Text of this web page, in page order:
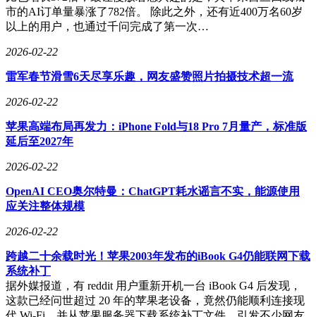
市的AI订单量暴涨了782倍。 除此之外，还有近400万名60岁
以上的用户，也通过千问完成了第一次…
2026-02-22
雷军春节滑雪6天尽享乐趣，网友盛赞照片拍摄技术超一流
2026-02-22
苹果高端布局再发力：iPhone Fold与18 Pro 7月量产，标准版
延后至2027年
2026-02-22
OpenAI CEO奥尔特曼：ChatGPT耗水谣言不实，能源使用
应关注整体规模
2026-02-22
跨越二十余载时光！苹果2003年发布的iBook G4仍能联网下载
系统补丁
据外媒报道，有 reddit 用户重新开机一台 iBook G4 后发现，
这款已经问世超过 20 年的苹果老设备，竟然仍能顺利连接现